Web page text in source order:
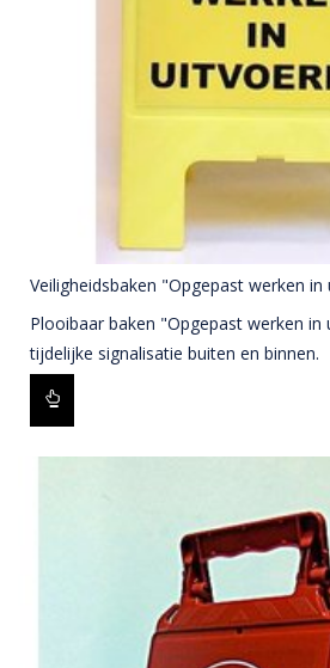
Veiligheidsbaken "Opgepast werken in
Plooibaar baken "Opgepast werken
tijdelijke signalisatie buiten en binnen.